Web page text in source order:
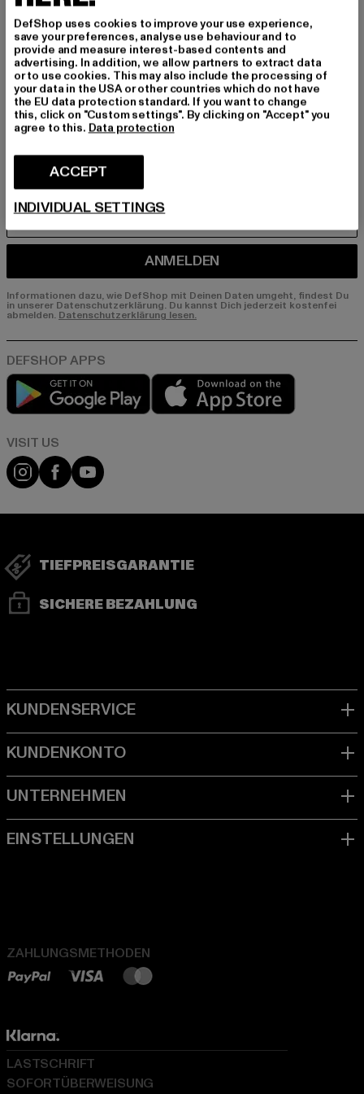
Melde dich hier für unseren Newsletter an und
erhalte künftig Informationen über aktuelle Tre
nds, Angebote und Gutscheine von DefShop p
er E-Mail!
An welchen Produkten bist du interessiert?
MÄNNER
FRAUEN
E-MAIL
ANMELDEN
Informationen dazu, wie DefShop mit Deinen Daten umgeht, findest Du
in unserer Datenschutzerklärung. Du kannst Dich jederzeit kostenfei
abmelden. Datenschutzerklärung lesen.
Play market
Visit our Instagram page:
Visit our Facebook page:
Visit our YouTube channel:
TIEFPREISGARANTIE
SICHERE BEZAHLUNG
ZAHLUNGSMETHODEN
LASTSCHRIFT
SOFORTÜBERWEISUNG
DefShop uses cookies to improve your use experience,
save your preferences, analyse use behaviour and to
provide and measure interest-based contents and
advertising. In addition, we allow partners to extract data
or to use cookies. This may also include the processing of
your data in the USA or other countries which do not have
the EU data protection standard. If you want to change
this, click on "Custom settings". By clicking on "Accept" you
agree to this. Data protection
ACCEPT
INDIVIDUAL SETTINGS